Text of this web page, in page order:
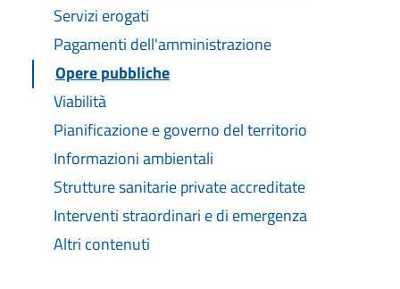
Servizi erogati
Pagamenti dell'amministrazione
Opere pubbliche
Viabilità
Pianificazione e governo del territorio
Informazioni ambientali
Strutture sanitarie private accreditate
Interventi straordinari e di emergenza
Altri contenuti